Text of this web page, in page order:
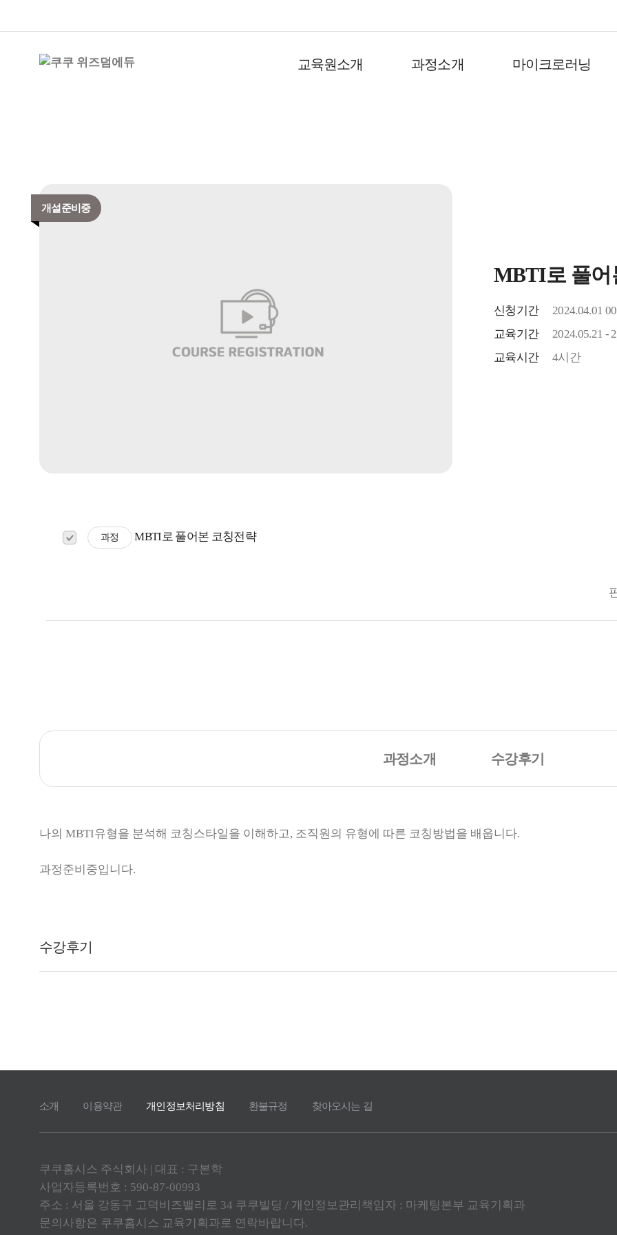
교육원소개 과정소개 마이크로러닝
개설준비중
MBTI로 풀어
신청기간
2024.04.01
교육기간
2024.05.21 -
교육시간
4시간
과정 MBTI로 풀어본 코칭전략
과정소개 수강후기
나의 MBTI유형을 분석해 코칭스타일을 이해하고, 조직원의 유형에 따른 코칭방법을 배웁니다.
과정준비중입니다.
소개 이용약관 개인정보처리방침 환불규정 찾아오시는 길
쿠쿠홈시스 주식회사 | 대표 : 구본학
사업자등록번호 : 590-87-00993
주소 : 서울 강동구 고덕비즈밸리로 34 쿠쿠빌딩 / 개인정보관리책임자 : 마케팅본부 교육기획과
문의사항은 쿠쿠홈시스 교육기획과로 연락바랍니다.